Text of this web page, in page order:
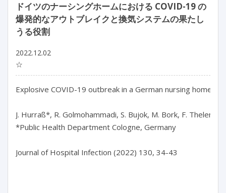
ドイツのナーシングホームにおける COVID-19 の
爆発的なアウトブレイクと換気システムの果たし
うる役割
2022.12.02
☆
Explosive COVID-19 outbreak in a German nursing home
J. Hurraß*, R. Golmohammadi, S. Bujok, M. Bork, F. Thelen,
*Public Health Department Cologne, Germany
Journal of Hospital Infection (2022) 130, 34-43